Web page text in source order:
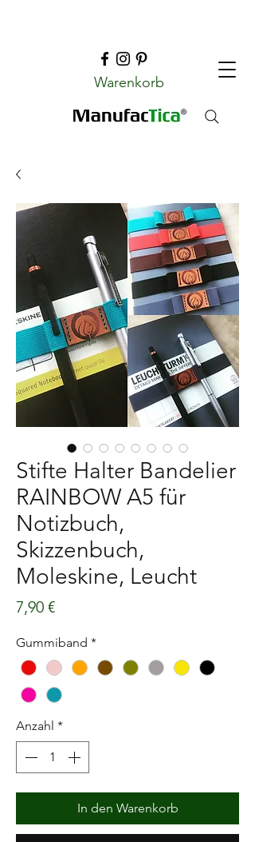
Warenkorb
Stifte Halter Bandelier
RAINBOW A5 für
Notizbuch,
Skizzenbuch,
Moleskine, Leucht
7,90 €Preis
Gummiband *
Anzahl *
In den Warenkorb